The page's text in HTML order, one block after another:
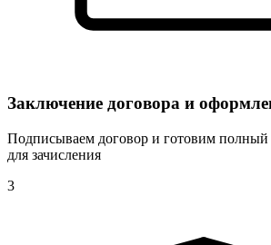
Заключение договора и
Подписываем договор и готовим полный
для зачисления
3